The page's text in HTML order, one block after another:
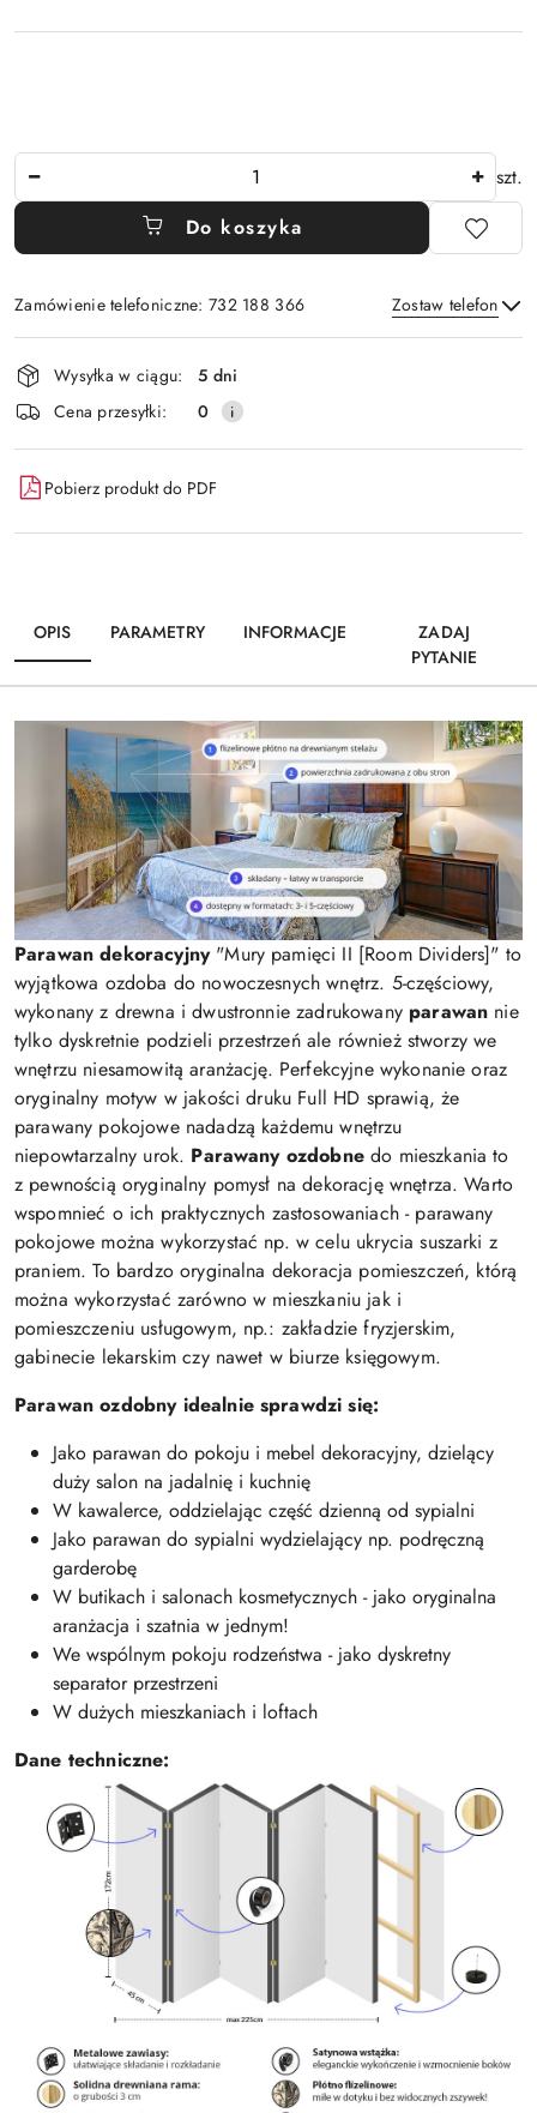
szt.
Do koszyka
Zamówienie telefoniczne: 732 188 366 Zostaw telefon
Wyślij
Dostępność
i
dostawa
Wysyłka w ciągu:
5 dni
Cena przesyłki:
0
Pobierz produkt do PDF
OPIS PARAMETRY INFORMACJE
ZADAJ
PYTANIE
Parawan dekoracyjny"Mury pamięci II [Room Dividers]" to
wyjątkowa ozdoba do nowoczesnych wnętrz. 5-częściowy,
wykonany z drewna i dwustronnie zadrukowany parawan nie
tylko dyskretnie podzieli przestrzeń ale również stworzy we
wnętrzu niesamowitą aranżację. Perfekcyjne wykonanie oraz
oryginalny motyw w jakości druku Full HD sprawią, że
parawany pokojowe nadadzą każdemu wnętrzu
niepowtarzalny urok. Parawany ozdobnedo mieszkania to
z pewnością oryginalny pomysł na dekorację wnętrza. Warto
wspomnieć o ich praktycznych zastosowaniach - parawany
pokojowe można wykorzystać np. w celu ukrycia suszarki z
praniem. To bardzo oryginalna dekoracja pomieszczeń, którą
można wykorzystać zarówno w mieszkaniu jak i
pomieszczeniu usługowym, np.: zakładzie fryzjerskim,
gabinecie lekarskim czy nawet w biurze księgowym.
Parawan ozdobny idealnie sprawdzi się:
Jako parawan do pokoju i mebel dekoracyjny, dzielący
duży salon na jadalnię i kuchnię
W kawalerce, oddzielając część dzienną od sypialni
Jako parawan do sypialni wydzielający np. podręczną
garderobę
W butikach i salonach kosmetycznych - jako oryginalna
aranżacja i szatnia w jednym!
We wspólnym pokoju rodzeństwa - jako dyskretny
separator przestrzeni
W dużych mieszkaniach i loftach
Dane techniczne: